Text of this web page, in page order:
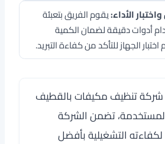
الأداء:يقوم الفريق بتعبئة
أدوات دقيقة لضمان الكمية
اختبار الجهاز للتأكد من كفاءة التبريد.
تنظيف مكيفات بالقطيف
تضمن الشركة
التشغيلية بأفضل